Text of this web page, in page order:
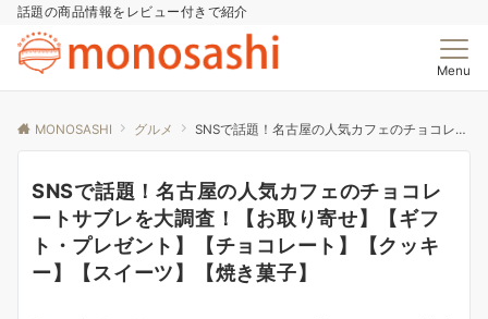
話題の商品情報をレビュー付きで紹介
Menu
MONOSASHI グルメ SNSで話題！名古屋の人気カフェのチョコレートサブレを大調査！【お取り寄せ】【ギフト・プレゼント】【チョコレート】【クッキー】【スイーツ】【焼き菓子】
SNSで話題！名古屋の人気カフェのチョコレ
ートサブレを大調査！【お取り寄せ】【ギフ
ト・プレゼント】【チョコレート】【クッキ
ー】【スイーツ】【焼き菓子】